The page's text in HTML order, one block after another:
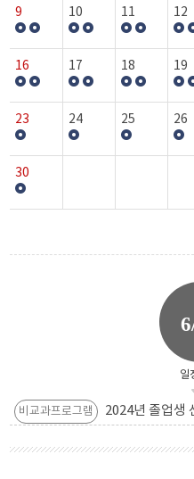
9 10 11 12
16 17 18 19
23 24 25 26
30
일
비교과프로그램 2024년 졸업생